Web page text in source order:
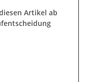
Artikel ab